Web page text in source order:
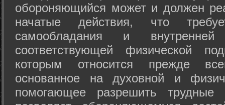
обороняющийся может и должен
начатые действия, что
самообладания и
соответствующей физической
которым относится прежде
основанное на духовной и
помогающее разрешить